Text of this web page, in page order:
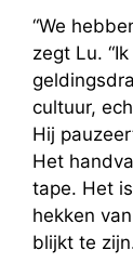
“We
zegt Lu.
cultuur,
Hij
Het
tape. Het
hekken
blijkt te